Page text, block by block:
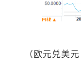
（ 欧元兑美元